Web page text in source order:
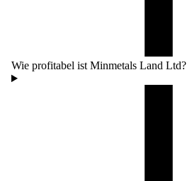
Wie profitabel ist Minmetals Land Ltd?